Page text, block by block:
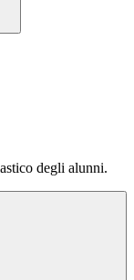
degli alunni.